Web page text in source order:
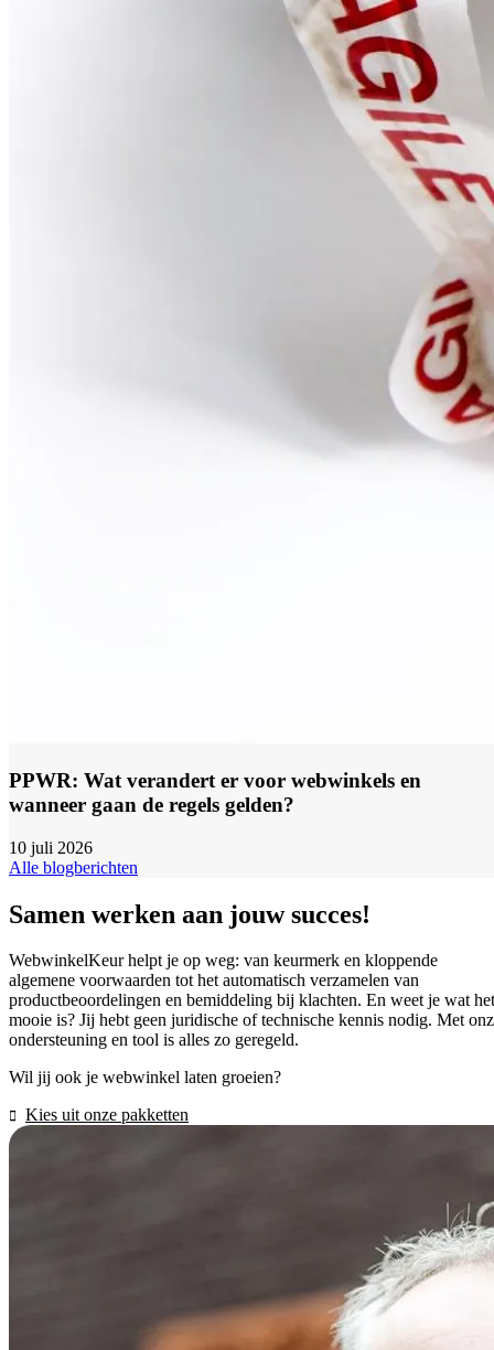
PPWR: Wat verandert er voor webwinkels en
wanneer gaan de regels gelden?
10 juli 2026
Alle blogberichten
Samen werken aan jouw succes!
WebwinkelKeur helpt je op weg: van keurmerk en kloppende
algemene voorwaarden tot het automatisch verzamelen van
productbeoordelingen en bemiddeling bij klachten. En weet je wat het
mooie is? Jij hebt geen juridische of technische kennis nodig. Met
ondersteuning en tool is alles zo geregeld.
Wil jij ook je webwinkel laten groeien?
Kies uit onze pakketten